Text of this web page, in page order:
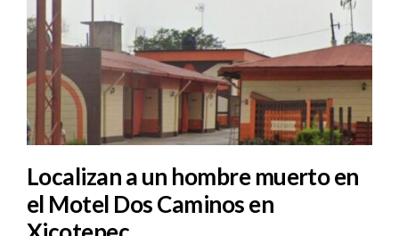
Localizan a un hombre muerto en
el Motel Dos Caminos en